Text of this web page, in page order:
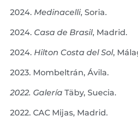
2024. Medinacelli, Soria.
2024. Casa de Brasil, Madrid.
2024. Hilton Costa del Sol,
2023. Mombeltrán, Ávila.
2022. Galería Täby, Suecia.
2022. CAC Mijas, Madrid.